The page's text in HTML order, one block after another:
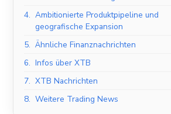
4. Ambitionierte Produktpipeline und
geografische Expansion
5. Ähnliche Finanznachrichten
6. Infos über XTB
7. XTB Nachrichten
8. Weitere Trading News